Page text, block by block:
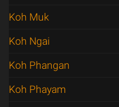
Koh Muk
Koh Ngai
Koh Phangan
Koh Phayam